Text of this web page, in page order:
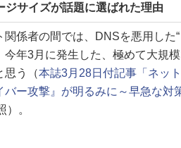
ジサイズが話題に選ばれた理由
係者の間では、DNSを悪用した
今年3月に発生した、極めて大規
思う（本誌3月28日付記事「ネッ
バー攻撃』が明るみに～早急な
）。